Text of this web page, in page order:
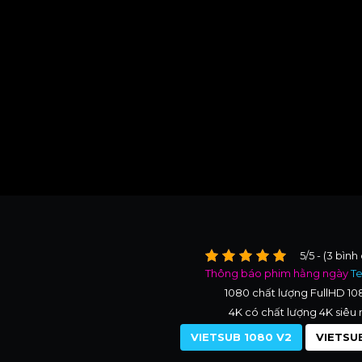
5/5 - (3 bình
Thông báo phim hằng ngày
1080 chất lượng FullHD
4K có chất lượng 4K siêu
VIETSUB 1080 V2